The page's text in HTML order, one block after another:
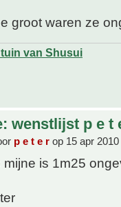
groot waren ze
tuin van Shusui
wenstlijst p e t
p e t e r op 15 apr
mijne is 1m25